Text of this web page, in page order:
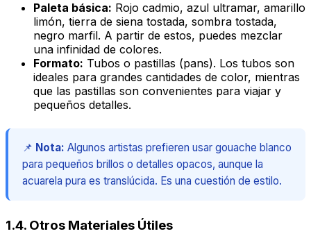
Paleta básica: Rojo cadmio, azul ultramar, amarillo
limón, tierra de siena tostada, sombra tostada,
negro marfil. A partir de estos, puedes mezclar
una infinidad de colores.
Formato: Tubos o pastillas (pans). Los tubos son
ideales para grandes cantidades de color, mientras
que las pastillas son convenientes para viajar y
pequeños detalles.
📌 Nota: Algunos artistas prefieren usar gouache blanco
para pequeños brillos o detalles opacos, aunque la
acuarela pura es translúcida. Es una cuestión de estilo.
1.4. Otros Materiales Útiles